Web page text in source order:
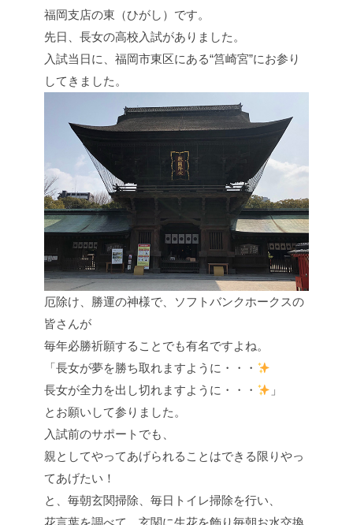
福岡支店の東（ひがし）です。
先日、長女の高校入試がありました。
入試当日に、福岡市東区にある“筥崎宮”にお参り
してきました。
厄除け、勝運の神様で、ソフトバンクホークスの
皆さんが
毎年必勝祈願することでも有名ですよね。
「長女が夢を勝ち取れますように・・・
長女が全力を出し切れますように・・・
」
とお願いして参りました。
入試前のサポートでも、
親としてやってあげられることはできる限りやっ
てあげたい！
と、毎朝玄関掃除、毎日トイレ掃除を行い、